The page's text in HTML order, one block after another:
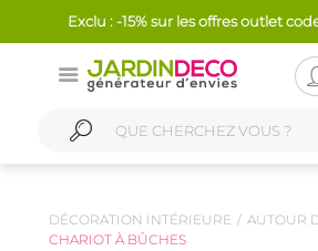
Exclu : -15% sur les offres outlet
DÉCORATION INTÉRIEURE
AUTOUR
CHARIOT À BÛCHES